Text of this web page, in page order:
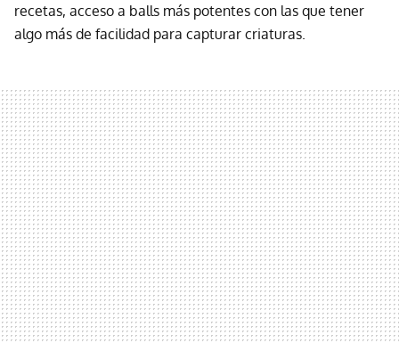
recetas, acceso a balls más potentes con las que tener
algo más de facilidad para capturar criaturas.